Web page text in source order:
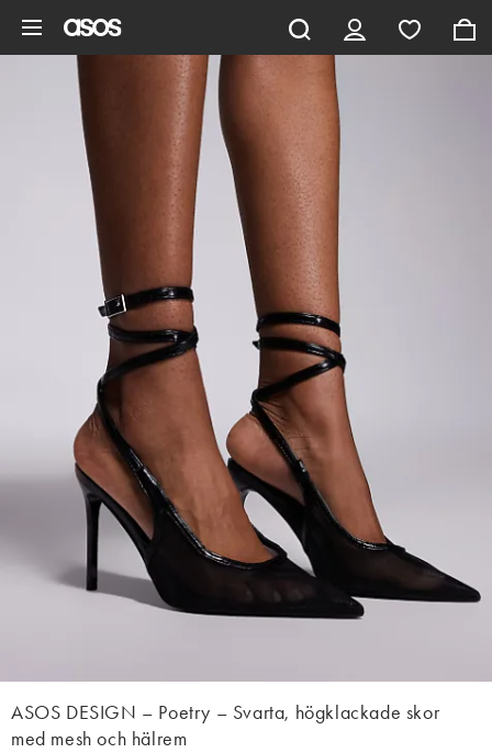
ASOS DESIGN – Poetry – Svarta, högklackade skor
med mesh och hälrem